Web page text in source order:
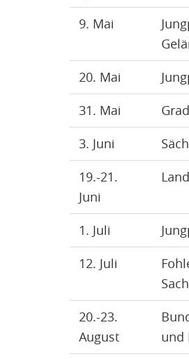
9. Mai
20. Mai
31. Mai
3. Juni
19.-21.
Juni
1. Juli
12. Juli
20.-23.
August
und